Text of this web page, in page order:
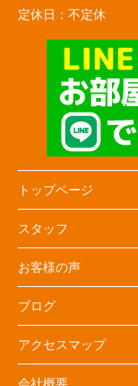
定休日： 不定休
トップページ
スタッフ
お客様の声
ブログ
アクセスマップ
会社概要